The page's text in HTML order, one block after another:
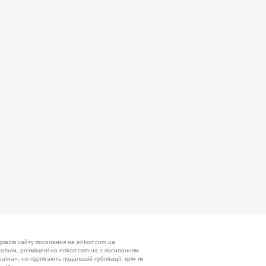
сайту посилання на enkorr.com.ua
розміщені на enkorr.com.ua з посиланням
не підлягають подальшій публікації, крім як